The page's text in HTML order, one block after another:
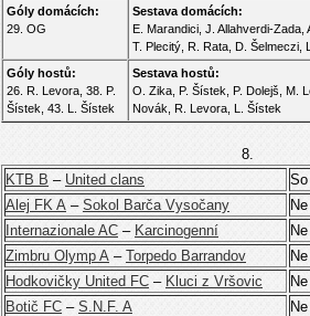
Góly domácích:
29. OG
Sestava domácích:
E. Marandici, J. Allahverdi-Zada,
T. Plecitý, R. Rata, D. Šelmeczi,
Góly hostů:
26. R. Levora, 38. P.
Šístek, 43. L. Šístek
Sestava hostů:
O. Zika, P. Šístek, P. Dolejš, M.
Novák, R. Levora, L. Šístek
8.
KTB B – United clans
Alej FK A – Sokol Barča Vysočany
Internazionale AC – Karcinogenní
Zimbru Olymp A – Torpedo Barrandov
Hodkovičky United FC – Kluci z Vršovic
Botič FC – S.N.F. A